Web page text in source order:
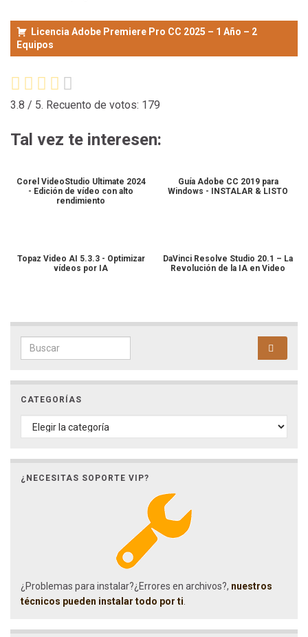
Licencia Adobe Premiere Pro CC 2025 – 1 Año – 2
Equipos
3.8 / 5. Recuento de votos: 179
Tal vez te interesen:
Corel VideoStudio Ultimate 2024
- Edición de vídeo con alto
rendimiento
Guía Adobe CC 2019 para
Windows - INSTALAR & LISTO
Topaz Video AI 5.3.3 - Optimizar
vídeos por IA
DaVinci Resolve Studio 20.1 – La
Revolución de la IA en Video
Search for:
CATEGORÍAS
CATEGORÍAS
¿NECESITAS SOPORTE VIP?
¿Problemas para instalar?¿Errores en archivos?, nuestros
técnicos pueden instalar todo por ti